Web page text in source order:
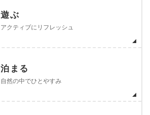
遊ぶ
アクティブにリフレッシュ
泊まる
自然の中でひとやすみ